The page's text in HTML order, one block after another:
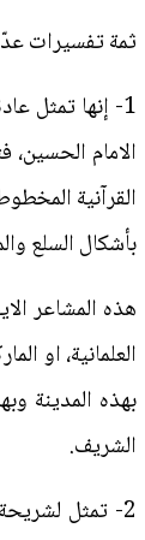
ثمة تفسيرات
1- إنها تمثل
الامام الحسين،
القرآنية
بأشكال السلع
هذه المشاعر
العلمانية، او
بهذه المدينة
الشريف.
2- تمثل